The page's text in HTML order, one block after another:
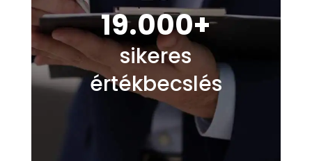
19.000+
sikeres
értékbecslés